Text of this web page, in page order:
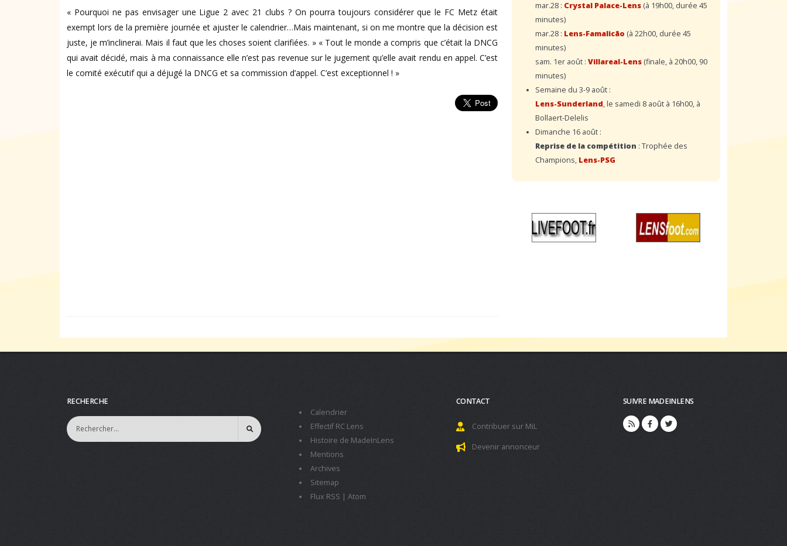
« Pourquoi ne pas envisager une Ligue 2 avec 21 clubs ? On pourra toujours considérer que le FC Metz était
exempt lors de la première journée et ajuster le calendrier…Mais maintenant, si on me montre que la décision est
juste, je m’inclinerai. Mais il faut que les choses soient clarifiées. » « Tout le monde a compris que c’était la DNCG
qui avait décidé, mais à ma connaissance elle n’est pas revenue sur le jugement qu’elle avait rendu en appel. C’est
le comité exécutif qui a déjugé la DNCG et sa commission d’appel. C’est exceptionnel ! »
mar.28 : Crystal Palace-Lens (à 19h00, durée 45
minutes)
mar.28 : Lens-Famalicão (à 22h00, durée 45
minutes)
sam. 1er août : Villareal-Lens (finale, à 20h00, 90
minutes)
Semaine du 3-9 août :
Lens-Sunderland, le samedi 8 août à 16h00, à
Bollaert-Delelis
Dimanche 16 août :
Reprise de la compétition : Trophée des
Champions, Lens-PSG
RECHERCHE
Calendrier
Effectif RC Lens
Histoire de MadeInLens
Mentions
Archives
Sitemap
Flux RSS | Atom
CONTACT
Contribuer sur MiL
Devenir annonceur
SUIVRE MADEINLENS